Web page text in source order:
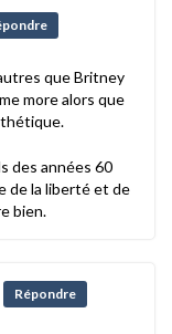
que Britney
more alors que
des années 60
de la liberté et de
bien.
Répondre